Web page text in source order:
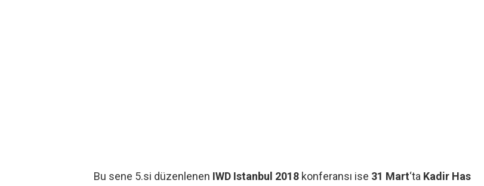
Bu sene 5.si düzenlenen IWD Istanbul 2018 konferansı ise 31 Mart‘ta Kadir Has